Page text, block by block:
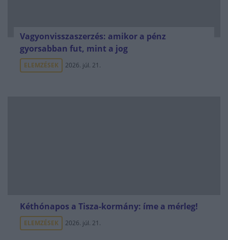
Vagyonvisszaszerzés: amikor a pénz
gyorsabban fut, mint a jog
ELEMZÉSEK 2026. júl. 21.
Kéthónapos a Tisza-kormány: íme a mérleg!
ELEMZÉSEK 2026. júl. 21.